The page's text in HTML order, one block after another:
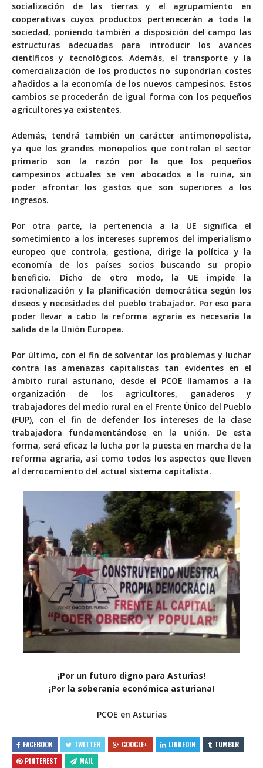
socialización de las tierras y el agrupamiento en
cooperativas cuyos productos pertenecerán a toda la
sociedad, poniendo también a disposición del campo las
estructuras adecuadas para introducir los avances
científicos y tecnológicos. Además, el transporte y la
comercialización de los productos no supondrían costes
añadidos a la economía de los nuevos campesinos. Estos
cambios se procederán de igual forma con los pequeños
agricultores ya existentes.
Además, tendrá también un carácter antimonopolista,
ya que los grandes monopolios que controlan el sector
primario son la razón por la que los pequeños
campesinos actuales se ven abocados a la ruina, sin
poder afrontar los gastos que son superiores a los
ingresos.
Por otra parte, la pertenencia a la UE significa el
sometimiento a los intereses supremos del imperialismo
europeo que controla, gestiona, dirige la política y la
economía de los países socios buscando su propio
beneficio. Dicho de otro modo, la UE impide la
racionalización y la planificación democrática según los
deseos y necesidades del pueblo trabajador. Por eso para
poder llevar a cabo la reforma agraria es necesaria la
salida de la Unión Europea.
Por último, con el fin de solventar los problemas y luchar
contra las amenazas capitalistas tan evidentes en el
ámbito rural asturiano, desde el PCOE llamamos a la
organización de los agricultores, ganaderos y
trabajadores del medio rural en el Frente Único del Pueblo
(FUP), con el fin de defender los intereses de la clase
trabajadora fundamentándose en la unión. De esta
forma, será eficaz la lucha por la puesta en marcha de la
reforma agraria, así como todos los aspectos que lleven
al derrocamiento del actual sistema capitalista.
¡Por un futuro digno para Asturias!
¡Por la soberanía económica asturiana!
PCOE en Asturias
FACEBOOK TWITTER GOOGLE+ LINKEDIN
TUMBLR
PINTEREST
MAIL